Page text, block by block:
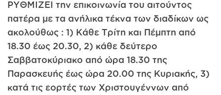
ΡΥΘΜΙΖΕΙ την επικοινωνία του αιτούντος
πατέρα με τα ανήλικα τέκνα των διαδίκων ως
ακολούθως : 1) Κάθε Τρίτη και Πέμπτη από
18.30 έως 20.30, 2) κάθε δεύτερο
Σαββατοκύριακο από ώρα 18.30 της
Παρασκευής έως ώρα 20.00 της Κυριακής, 3)
κατά τις εορτές των Χριστουγέννων από